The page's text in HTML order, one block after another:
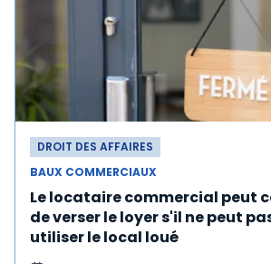
DROIT DES AFFAIRES
BAUX COMMERCIAUX
Le locataire commercial peut
de verser le loyer s'il ne peut
utiliser le local loué